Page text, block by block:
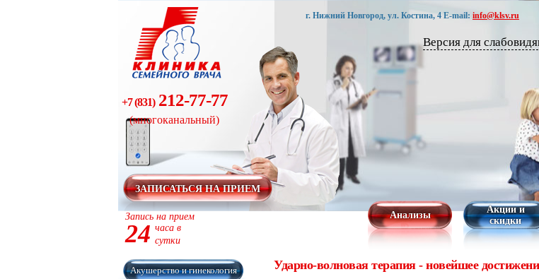
ЗАПИСАТЬСЯ НА ПРИЕМ
г. Нижний Новгород, ул. Костина, 4 E-mail: info@klsv.ru
+7 (831)212-77-77
(многоканальный)
Версия для
Запись на прием
24 часа в
сутки
Анализы
Акции и
скидки
Акушерство и гинекология Ударно-волновая терапия - новейшее